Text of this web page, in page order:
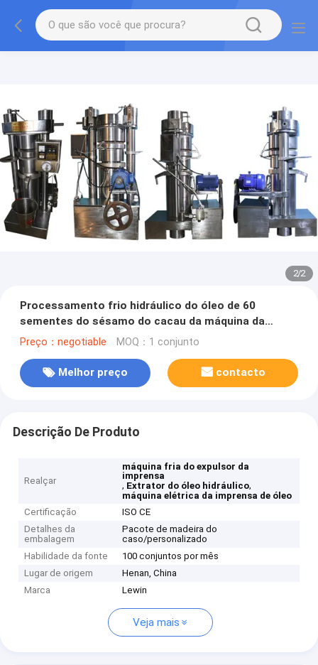
2/2
Processamento frio hidráulico do óleo de 60
sementes do sésamo do cacau da máquina da
imprensa da pressão do Mpa
Preço：negotiable MOQ：1 conjunto
Melhor preço contacto
Descrição De Produto
Realçar
máquina fria do expulsor da
imprensa
, Extrator do óleo hidráulico,
máquina elétrica da imprensa de óleo
Certificação
ISO CE
Detalhes da
embalagem
Pacote de madeira do
caso/personalizado
Habilidade da fonte
100 conjuntos por mês
Lugar de origem
Henan, China
Marca
Lewin
Veja mais